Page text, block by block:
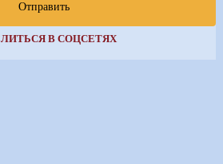
Отправить
В СОЦСЕТЯХ